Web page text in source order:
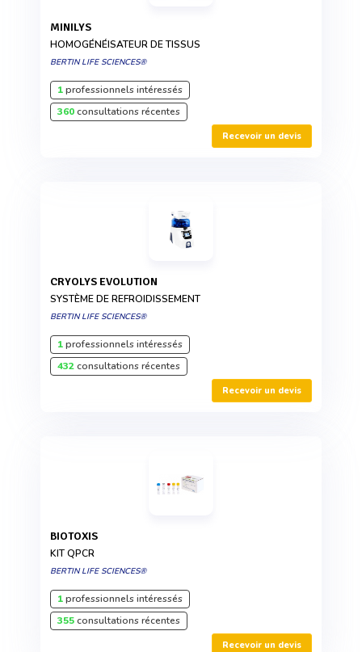
MINILYS
HOMOGÉNÉISATEUR DE TISSUS
BERTIN LIFE SCIENCES®
1professionnels intéressés
360consultations récentes
Recevoir un devis
CRYOLYS EVOLUTION
SYSTÈME DE REFROIDISSEMENT
BERTIN LIFE SCIENCES®
1professionnels intéressés
432consultations récentes
Recevoir un devis
BIOTOXIS
KIT QPCR
BERTIN LIFE SCIENCES®
1professionnels intéressés
355consultations récentes
Recevoir un devis